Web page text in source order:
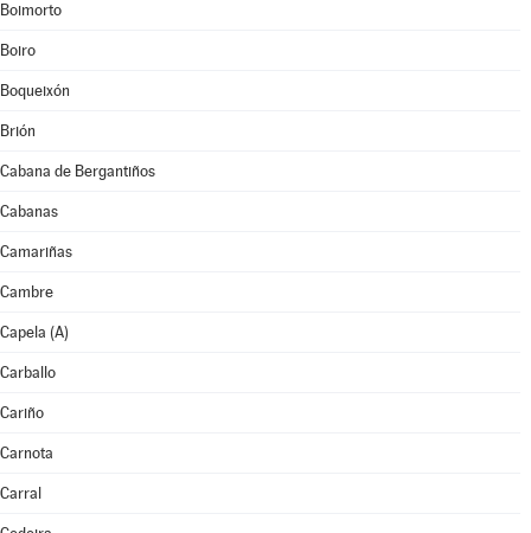
Boimorto
Boiro
Boqueixón
Brión
Cabana de Bergantiños
Cabanas
Camariñas
Cambre
Capela (A)
Carballo
Cariño
Carnota
Carral